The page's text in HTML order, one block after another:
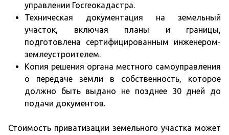
управлении Госгеокадастра.
Техническая документация на земельный
участок, включая планы и границы,
подготовлена ​​сертифицированным инженером-
землеустроителем.
Копия решения органа местного самоуправления
о передаче земли в собственность, которое
должно быть выдано не позднее 30 дней до
подачи документов.
Стоимость приватизации земельного участка может